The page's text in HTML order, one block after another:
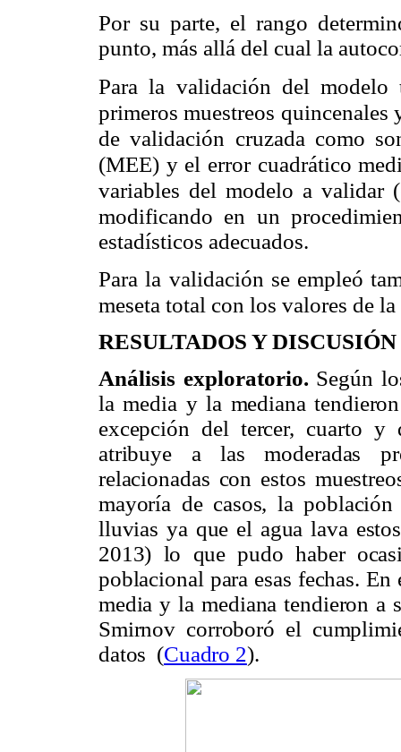
Por su parte, el rango
punto, más allá del cual la
Para la validación del
primeros muestreos quincenales
de validación cruzada como
(MEE) y el error cuadrático
variables del modelo a validar
modificando en un
estadísticos adecuados.
Para la validación se empleó
meseta total con los valores de
RESULTADOS Y DISCUSIÓN
Análisis exploratorio. Según
la media y la mediana
excepción del tercer, cuarto y
atribuye a las moderadas
relacionadas con estos
mayoría de casos, la
lluvias ya que el agua lava
2013) lo que pudo haber
poblacional para esas fechas.
media y la mediana tendieron a
Smirnov corroboró el
datos (Cuadro 2).